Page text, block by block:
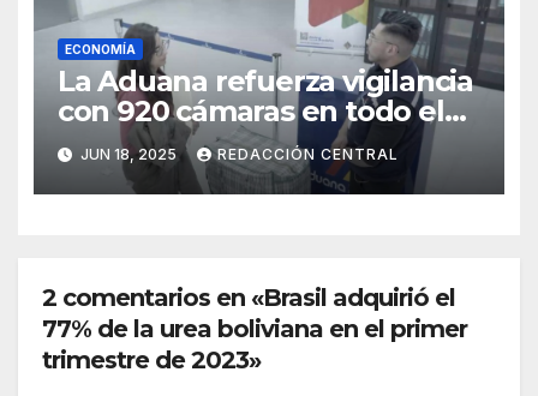
ECONOMÍA
La Aduana refuerza vigilancia
con 920 cámaras en todo el
país
JUN 18, 2025 REDACCIÓN CENTRAL
2 comentarios en «Brasil adquirió el
77% de la urea boliviana en el primer
trimestre de 2023»